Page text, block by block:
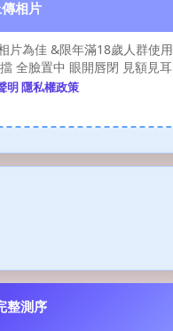
相片
片為佳 &限年滿18歲人群使用
全臉置中 眼開唇閉 見額見耳
明隱私權政策
整測序